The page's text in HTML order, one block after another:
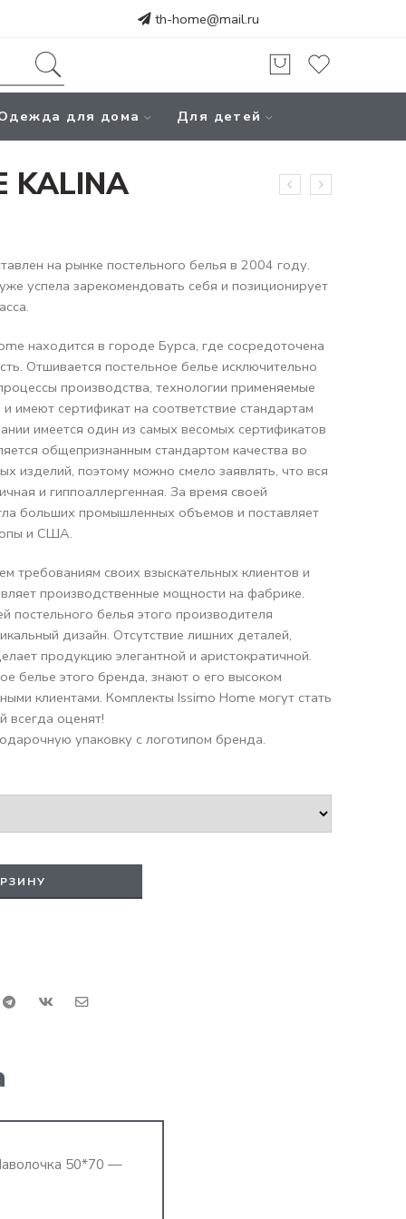
th-home@mail.ru
для дома Для детей
KALINA
на рынке постельного белья в 2004 году.
успела зарекомендовать себя и позиционирует
находится в городе Бурса, где сосредоточена
Отшивается постельное белье исключительно
производства, технологии применяемые
имеют сертификат на соответствие стандартам
имеется один из самых весомых сертификатов
общепризнанным стандартом качества во
изделий, поэтому можно смело заявлять, что вся
и гиппоаллергенная. За время своей
больших промышленных объемов и поставляет
и США.
требованиям своих взыскательных клиентов и
производственные мощности на фабрике.
постельного белья этого производителя
дизайн. Отсутствие лишних деталей,
продукцию элегантной и аристократичной.
белье этого бренда, знают о его высоком
клиентами. Комплекты Issimo Home могут стать
всегда оценят!
упаковку с логотипом бренда.
50*70 —